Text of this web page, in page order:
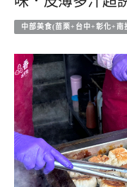
中部美食(苗栗+台中+彰化+南